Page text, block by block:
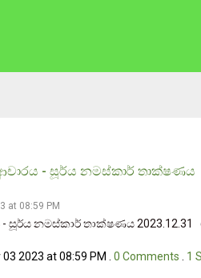
- සූර්ය නමස්කාර් තාක්ෂණය
at 08:59 PM
සූර්ය නමස්කාර් තාක්ෂණය
2023 at 08:59 PM . 0 Comments 1